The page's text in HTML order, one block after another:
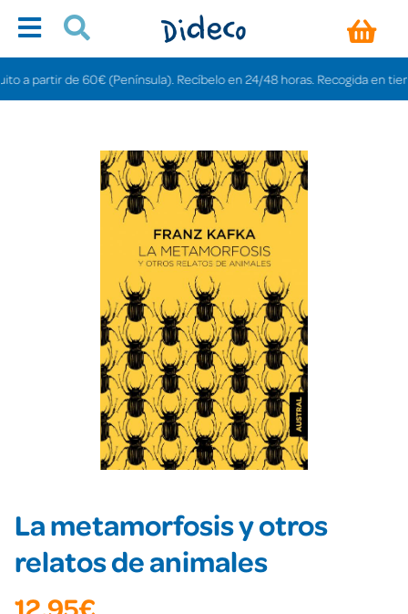
de 60€ (Península). Recíbelo en 24/48 horas. Recogida en tiendas
La metamorfosis y otros
relatos de animales
12,95€